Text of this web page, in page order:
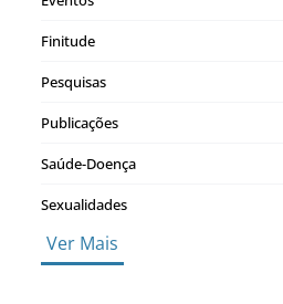
Finitude
Pesquisas
Publicações
Saúde-Doença
Sexualidades
Ver Mais